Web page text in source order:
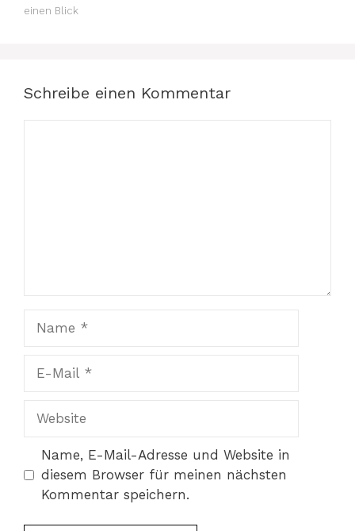
einen Blick
Schreibe einen Kommentar
Mail
Name, E-Mail-Adresse und Website in
diesem Browser für meinen nächsten
Kommentar speichern.